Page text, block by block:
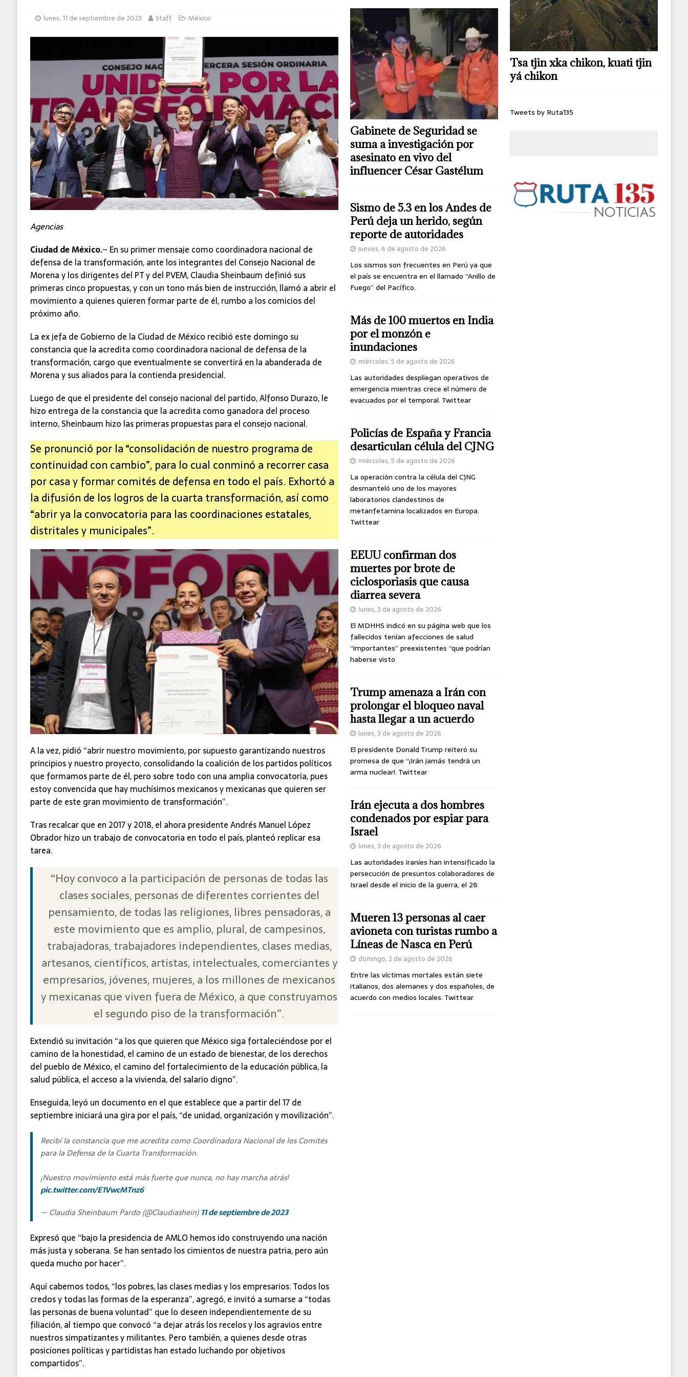
lunes, 11 de septiembre de 2023 Staff México
Agencias
Ciudad de México.– En su primer mensaje como coordinadora nacional de
defensa de la transformación, ante los integrantes del Consejo Nacional de
Morena y los dirigentes del PT y del PVEM, Claudia Sheinbaum definió sus
primeras cinco propuestas, y con un tono más bien de instrucción, llamó a abrir el
movimiento a quienes quieren formar parte de él, rumbo a los comicios del
próximo año.
La ex jefa de Gobierno de la Ciudad de México recibió este domingo su
constancia que la acredita como coordinadora nacional de defensa de la
transformación, cargo que eventualmente se convertirá en la abanderada de
Morena y sus aliados para la contienda presidencial.
Luego de que el presidente del consejo nacional del partido, Alfonso Durazo, le
hizo entrega de la constancia que la acredita como ganadora del proceso
interno, Sheinbaum hizo las primeras propuestas para el consejo nacional.
Se pronunció por la “consolidación de nuestro programa de
continuidad con cambio”, para lo cual conminó a recorrer casa
por casa y formar comités de defensa en todo el país. Exhortó a
la difusión de los logros de la cuarta transformación, así como
“abrir ya la convocatoria para las coordinaciones estatales,
distritales y municipales”.
A la vez, pidió “abrir nuestro movimiento, por supuesto garantizando nuestros
principios y nuestro proyecto, consolidando la coalición de los partidos políticos
que formamos parte de él, pero sobre todo con una amplia convocatoria, pues
estoy convencida que hay muchísimos mexicanos y mexicanas que quieren ser
parte de este gran movimiento de transformación”.
Tras recalcar que en 2017 y 2018, el ahora presidente Andrés Manuel López
Obrador hizo un trabajo de convocatoria en todo el país, planteó replicar esa
tarea.
“Hoy convoco a la participación de personas de todas las
clases sociales, personas de diferentes corrientes del
pensamiento, de todas las religiones, libres pensadoras, a
este movimiento que es amplio, plural, de campesinos,
trabajadoras, trabajadores independientes, clases medias,
artesanos, científicos, artistas, intelectuales, comerciantes y
empresarios, jóvenes, mujeres, a los millones de mexicanos
y mexicanas que viven fuera de México, a que construyamos
el segundo piso de la transformación”.
Extendió su invitación “a los que quieren que México siga fortaleciéndose por el
camino de la honestidad, el camino de un estado de bienestar, de los derechos
del pueblo de México, el camino del fortalecimiento de la educación pública, la
salud pública, el acceso a la vivienda, del salario digno”.
Enseguida, leyó un documento en el que establece que a partir del 17 de
septiembre iniciará una gira por el país, “de unidad, organización y movilización”.
Recibí la constancia que me acredita como Coordinadora Nacional de los Comités
para la Defensa de la Cuarta Transformación.
¡Nuestro movimiento está más fuerte que nunca, no hay marcha atrás!
pic.twitter.com/E1VwcMTnz6
— Claudia Sheinbaum Pardo (@Claudiashein) 11 de septiembre de 2023
Expresó que “bajo la presidencia de AMLO hemos ido construyendo una nación
más justa y soberana. Se han sentado los cimientos de nuestra patria, pero aún
queda mucho por hacer”.
Aquí cabemos todos, “los pobres, las clases medias y los empresarios. Todos los
credos y todas las formas de la esperanza”, agregó, e invitó a sumarse a “todas
las personas de buena voluntad” que lo deseen independientemente de su
filiación, al tiempo que convocó “a dejar atrás los recelos y los agravios entre
nuestros simpatizantes y militantes. Pero también, a quienes desde otras
posiciones políticas y partidistas han estado luchando por objetivos
compartidos”.
Gabinete de Seguridad se
suma a investigación por
asesinato en vivo del
influencer César Gastélum
Sismo de 5.3 en los Andes de
Perú deja un herido, según
reporte de autoridades
jueves, 6 de agosto de 2026
Los sismos son frecuentes en Perú ya que
el país se encuentra en el llamado “Anillo de
Fuego” del Pacífico.
Más de 100 muertos en India
por el monzón e
inundaciones
miércoles, 5 de agosto de 2026
Las autoridades despliegan operativos de
emergencia mientras crece el número de
evacuados por el temporal. Twittear
Policías de España y Francia
desarticulan célula del CJNG
miércoles, 5 de agosto de 2026
La operación contra la célula del CJNG
desmanteló uno de los mayores
laboratorios clandestinos de
metanfetamina localizados en Europa.
Twittear
EEUU confirman dos
muertes por brote de
ciclosporiasis que causa
diarrea severa
lunes, 3 de agosto de 2026
El MDHHS indicó en su página web que los
fallecidos tenían afecciones de salud
“importantes” preexistentes “que podrían
haberse visto
Trump amenaza a Irán con
prolongar el bloqueo naval
hasta llegar a un acuerdo
lunes, 3 de agosto de 2026
El presidente Donald Trump reiteró su
promesa de que “¡Irán jamás tendrá un
arma nuclear!. Twittear
Irán ejecuta a dos hombres
condenados por espiar para
Israel
lunes, 3 de agosto de 2026
Las autoridades iraníes han intensificado la
persecución de presuntos colaboradores de
Israel desde el inicio de la guerra, el 28
Mueren 13 personas al caer
avioneta con turistas rumbo a
Líneas de Nasca en Perú
domingo, 2 de agosto de 2026
Entre las víctimas mortales están siete
italianos, dos alemanes y dos españoles, de
acuerdo con medios locales. Twittear
Tsa tjin xka chikon, kuati tjin
yá chikon
Tweets by Ruta135